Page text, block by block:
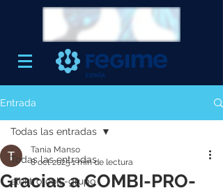
Entrada
Todas las entradas
elektrotools-grupo
Todas las entradas
Gracias a COMBI-PRO-
Tania Manso
8 oct 20251 min de lectura